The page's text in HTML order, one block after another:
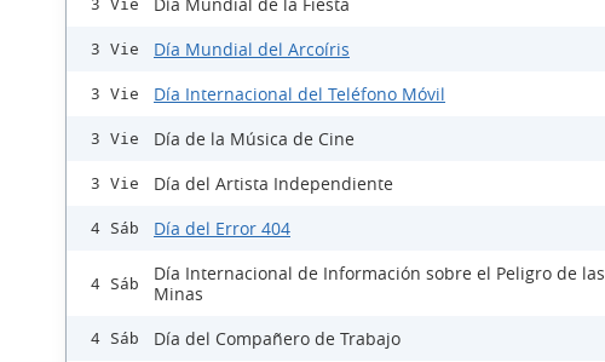
3 Vie Día Mundial de la Fiesta
3 Vie Día Mundial del Arcoíris
3 Vie Día Internacional del Teléfono Móvil
3 Vie Día de la Música de Cine
3 Vie Día del Artista Independiente
4 Sáb Día del Error 404
4 Sáb
Día Internacional de Información sobre el Peligro de las
Minas
4 Sáb Día del Compañero de Trabajo